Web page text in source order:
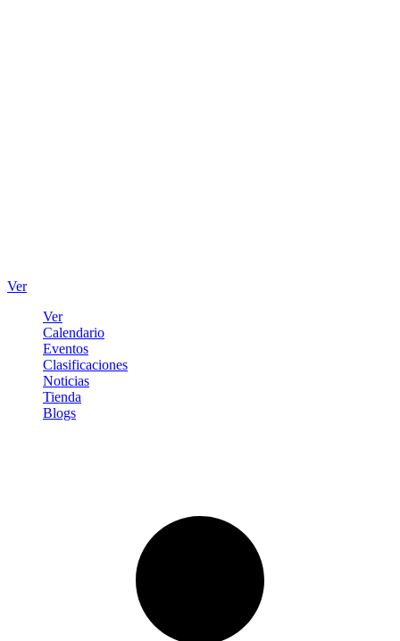
Ver
Ver
Calendario
Eventos
Clasificaciones
Noticias
Tienda
Blogs